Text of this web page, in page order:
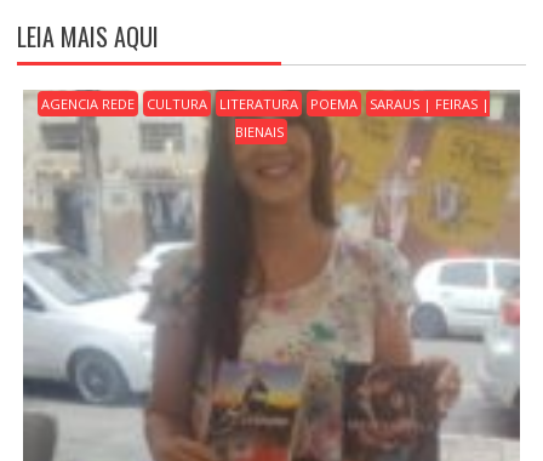
Ç
Ã
O
D
S
T
LEIA MAIS AQUI
AGENCIA REDE CULTURA LITERATURA POEMA
SARAUS | FEIRAS |
BIENAIS